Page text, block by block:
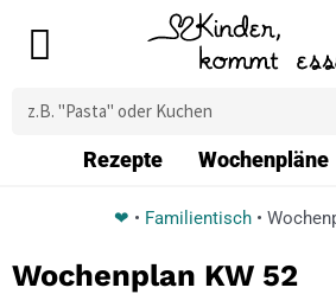
Main
Suche
Rezepte Wochenpläne
❤ • Familientisch•
Wochenplan KW 52